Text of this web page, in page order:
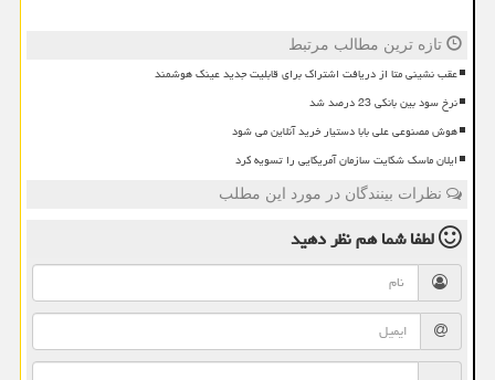
تازه ترین مطالب مرتبط
عقب نشینی متا از دریافت اشتراک برای قابلیت جدید عینک هوشمند
نرخ سود بین بانکی 23 درصد شد
هوش مصنوعی علی بابا دستیار خرید آنلاین می شود
ایلان ماسک شکایت سازمان آمریکایی را تسویه کرد
نظرات بینندگان در مورد این مطلب
لطفا شما همنظر دهید